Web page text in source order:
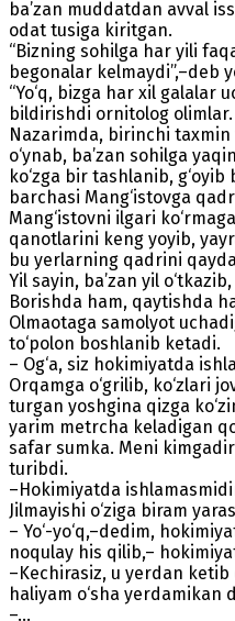
ba’zan muddatdan avval
odat tusiga kiritgan.
“Bizning sohilga har yili
begonalar kelmaydi”,–deb
“Yo‘q, bizga har xil galalar
bildirishdi ornitolog olimlar.
Nazarimda, birinchi taxmin
o‘ynab, ba’zan sohilga
ko‘zga bir tashlanib,
barchasi Mang‘istovga
Mang‘istovni ilgari
qanotlarini keng yoyib,
bu yerlarning qadrini
Yil sayin, ba’zan yil
Borishda ham, qaytishda
Olmaotaga samolyot
to‘polon boshlanib ketadi.
– Og‘a, siz hokimiyatda
Orqamga o‘grilib, ko‘zlari
turgan yoshgina qizga
yarim metrcha keladigan
safar sumka. Meni
turibdi.
–Hokimiyatda
Jilmayishi o‘ziga biram
– Yo‘-yo‘q,–dedim,
noqulay his qilib,–
–Kechirasiz, u yerdan
haliyam o‘sha yerdamikan
–...